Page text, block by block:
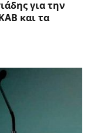
για την
και τα